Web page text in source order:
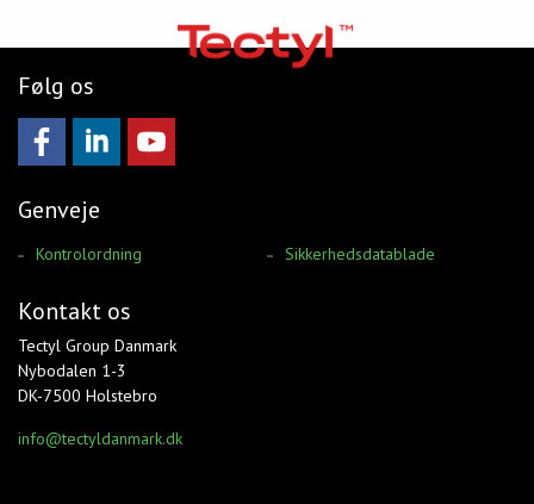
Undervognsbehandling
Rustbeskyttelse
Garanti
Kontrol
Følg os
Genveje
Kontrolordning Sikkerhedsdatablade
Kontakt os
Tectyl Group Danmark
Nybodalen 1-3
DK-7500 Holstebro
info@tectyldanmark.dk